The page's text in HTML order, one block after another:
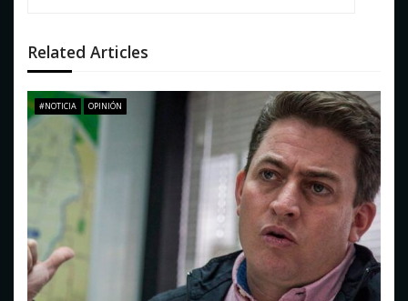
d
e
e
n
t
r
a
d
Related Articles
#NOTICIA OPINIÓN